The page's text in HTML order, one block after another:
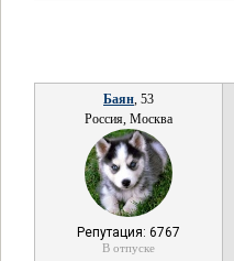
Баян, 53
Россия, Москва
Репутация: 6767
В отпуске